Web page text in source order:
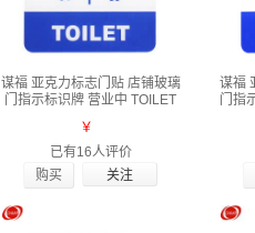
谋福 亚克力标志门贴 店铺玻璃
门指示标识牌 营业中 TOILET
￥
已有16人评价
购买
谋福
门指